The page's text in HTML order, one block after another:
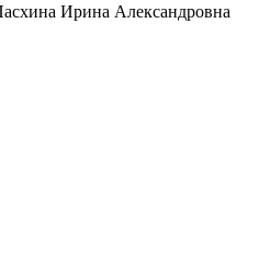
Ирина Александровна